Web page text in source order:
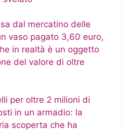
dal mercatino delle
vaso pagato 3,60 euro,
in realtà è un oggetto
del valore di oltre
per oltre 2 milioni di
in un armadio: la
scoperta che ha